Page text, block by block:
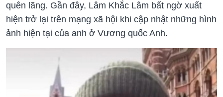
quên lãng. Gần đây, Lâm Khắc Lâm bất ngờ xuất
hiện trở lại trên mạng xã hội khi cập nhật những hình
ảnh hiện tại của anh ở Vương quốc Anh.